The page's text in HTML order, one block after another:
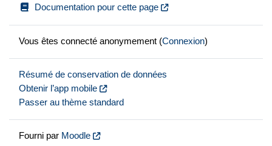
Documentation pour cette page
Vous êtes connecté anonymement (Connexion)
Résumé de conservation de données
Obtenir l’app mobile
Passer au thème standard
Fourni par Moodle